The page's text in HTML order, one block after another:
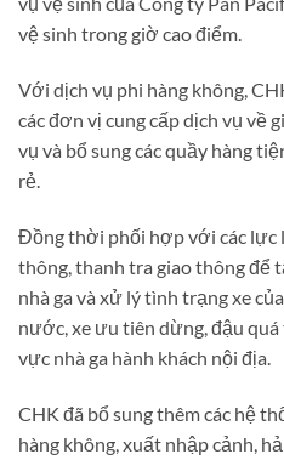
vệ sinh trong giờ cao điểm.
Với dịch vụ phi hàng không,
các đơn vị cung cấp dịch vụ về
vụ và bổ sung các quầy hàng
rẻ.
Đồng thời phối hợp với các lực
thông, thanh tra giao thông
nhà ga và xử lý tình trạng xe
nước, xe ưu tiên dừng, đậu
vực nhà ga hành khách nội địa.
CHK đã bổ sung thêm các hệ
hàng không, xuất nhập cảnh,